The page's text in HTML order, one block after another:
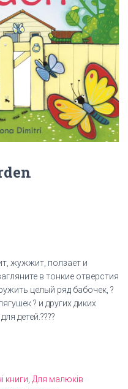
жужжит, ползает и
в тонкие отверстия
целый ряд бабочек, ?
? и других диких
детей.????
книги Для малюків